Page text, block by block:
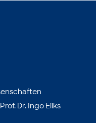
Dr. Ingo Eilks